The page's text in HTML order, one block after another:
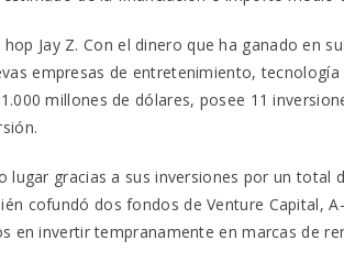
Jay Z. Con el dinero que ha ganado en
empresas de entretenimiento,
millones de dólares, posee 11
lugar gracias a sus inversiones por un total
cofundó dos fondos de Venture Capital,
en invertir tempranamente en marcas de